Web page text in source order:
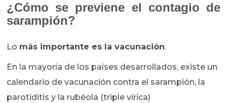
¿Cómo se previene el contagio de
sarampión?
Lo más importante es la vacunación.
En la mayoría de los países desarrollados, existe un
calendario de vacunación contra el sarampión, la
parotiditis y la rubéola (triple vírica)